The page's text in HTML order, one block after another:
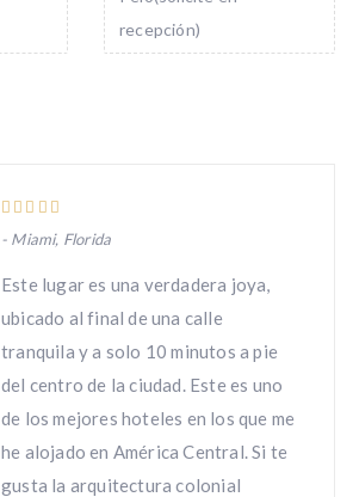
recepción)
- Miami, Florida
Este lugar es una verdadera joya,
ubicado al final de una calle
tranquila y a solo 10 minutos a pie
del centro de la ciudad. Este es uno
de los mejores hoteles en los que me
he alojado en América Central. Si te
gusta la arquitectura colonial